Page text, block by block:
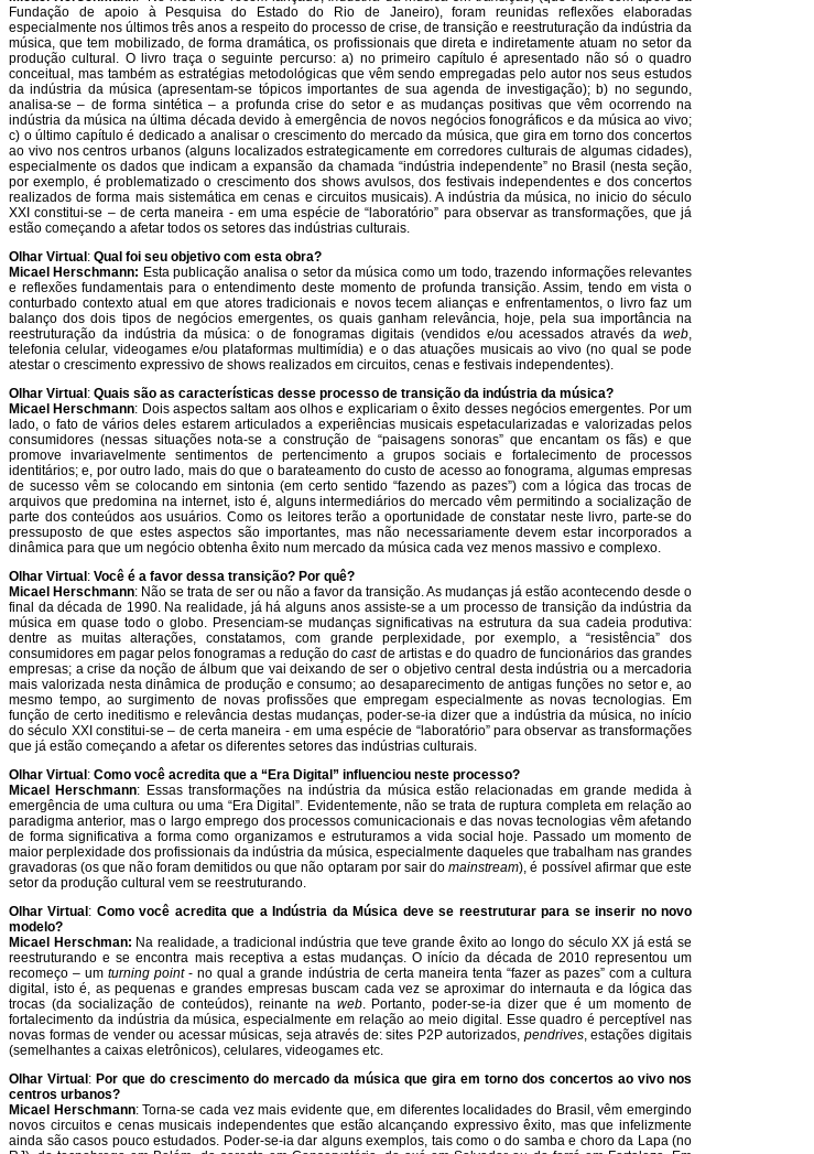
Fundação de apoio à Pesquisa do Estado do Rio de Janeiro), foram reunidas reflexões elaboradas
especialmente nos últimos três anos a respeito do processo de crise, de transição e reestruturação da indústria da
música, que tem mobilizado, de forma dramática, os profissionais que direta e indiretamente atuam no setor da
produção cultural. O livro traça o seguinte percurso: a) no primeiro capítulo é apresentado não só o quadro
conceitual, mas também as estratégias metodológicas que vêm sendo empregadas pelo autor nos seus estudos
da indústria da música (apresentam-se tópicos importantes de sua agenda de investigação); b) no segundo,
analisa-se – de forma sintética – a profunda crise do setor e as mudanças positivas que vêm ocorrendo na
indústria da música na última década devido à emergência de novos negócios fonográficos e da música ao vivo;
c) o último capítulo é dedicado a analisar o crescimento do mercado da música, que gira em torno dos concertos
ao vivo nos centros urbanos (alguns localizados estrategicamente em corredores culturais de algumas cidades),
especialmente os dados que indicam a expansão da chamada “indústria independente” no Brasil (nesta seção,
por exemplo, é problematizado o crescimento dos shows avulsos, dos festivais independentes e dos concertos
realizados de forma mais sistemática em cenas e circuitos musicais). A indústria da música, no inicio do século
XXI constitui-se – de certa maneira - em uma espécie de “laboratório” para observar as transformações, que já
estão começando a afetar todos os setores das indústrias culturais.
Olhar Virtual: Qual foi seu objetivo com esta obra?
Micael Herschmann: Esta publicação analisa o setor da música como um todo, trazendo informações relevantes
e reflexões fundamentais para o entendimento deste momento de profunda transição. Assim, tendo em vista o
conturbado contexto atual em que atores tradicionais e novos tecem alianças e enfrentamentos, o livro faz um
balanço dos dois tipos de negócios emergentes, os quais ganham relevância, hoje, pela sua importância na
reestruturação da indústria da música: o de fonogramas digitais (vendidos e/ou acessados através da web
telefonia celular, videogames e/ou plataformas multimídia) e o das atuações musicais ao vivo (no qual se pode
atestar o crescimento expressivo de shows realizados em circuitos, cenas e festivais independentes).
Olhar Virtual: Quais são as características desse processo de transição da indústria da música?
Micael Herschmann: Dois aspectos saltam aos olhos e explicariam o êxito desses negócios emergentes. Por um
lado, o fato de vários deles estarem articulados a experiências musicais espetacularizadas e valorizadas pelos
consumidores (nessas situações nota-se a construção de “paisagens sonoras” que encantam os fãs) e que
promove invariavelmente sentimentos de pertencimento a grupos sociais e fortalecimento de processos
identitários; e, por outro lado, mais do que o barateamento do custo de acesso ao fonograma, algumas empresas
de sucesso vêm se colocando em sintonia (em certo sentido “fazendo as pazes”) com a lógica das trocas de
arquivos que predomina na internet, isto é, alguns intermediários do mercado vêm permitindo a socialização de
parte dos conteúdos aos usuários. Como os leitores terão a oportunidade de constatar neste livro, parte-se do
pressuposto de que estes aspectos são importantes, mas não necessariamente devem estar incorporados a
dinâmica para que um negócio obtenha êxito num mercado da música cada vez menos massivo e complexo.
Olhar Virtual: Você é a favor dessa transição? Por quê?
Micael Herschmann: Não se trata de ser ou não a favor da transição. As mudanças já estão acontecendo desde o
final da década de 1990. Na realidade, já há alguns anos assiste-se a um processo de transição da indústria da
música em quase todo o globo. Presenciam-se mudanças significativas na estrutura da sua cadeia produtiva:
dentre as muitas alterações, constatamos, com grande perplexidade, por exemplo, a “resistência” dos
consumidores em pagar pelos fonogramas a redução docastde artistas e do quadro de funcionários das grandes
empresas; a crise da noção de álbum que vai deixando de ser o objetivo central desta indústria ou a mercadoria
mais valorizada nesta dinâmica de produção e consumo; ao desaparecimento de antigas funções no setor e, ao
mesmo tempo, ao surgimento de novas profissões que empregam especialmente as novas tecnologias. Em
função de certo ineditismo e relevância destas mudanças, poder-se-ia dizer que a indústria da música, no início
do século XXI constitui-se – de certa maneira - em uma espécie de “laboratório” para observar as transformações
que já estão começando a afetar os diferentes setores das indústrias culturais.
Olhar Virtual: Como você acredita que a “Era Digital” influenciou neste processo?
Micael Herschmann: Essas transformações na indústria da música estão relacionadas em grande medida à
emergência de uma cultura ou uma “Era Digital”. Evidentemente, não se trata de ruptura completa em relação ao
paradigma anterior, mas o largo emprego dos processos comunicacionais e das novas tecnologias vêm afetando
de forma significativa a forma como organizamos e estruturamos a vida social hoje. Passado um momento de
maior perplexidade dos profissionais da indústria da música, especialmente daqueles que trabalham nas grandes
gravadoras (os que não foram demitidos ou que não optaram por sair domainstream), é possível afirmar que este
setor da produção cultural vem se reestruturando.
Olhar Virtual: Como você acredita que a Indústria da Música deve se reestruturar para se inserir no novo
modelo?
Micael Herschman: Na realidade, a tradicional indústria que teve grande êxito ao longo do século XX já está se
reestruturando e se encontra mais receptiva a estas mudanças. O início da década de 2010 representou um
recomeço – umturning point- no qual a grande indústria de certa maneira tenta “fazer as pazes” com a cultura
digital, isto é, as pequenas e grandes empresas buscam cada vez se aproximar do internauta e da lógica das
trocas (da socialização de conteúdos), reinante na web. Portanto, poder-se-ia dizer que é um momento de
fortalecimento da indústria da música, especialmente em relação ao meio digital. Esse quadro é perceptível nas
novas formas de vender ou acessar músicas, seja através de: sites P2P autorizados, pendrives, estações digitais
(semelhantes a caixas eletrônicos), celulares, videogames etc.
Olhar Virtual: Por que do crescimento do mercado da música que gira em torno dos concertos ao vivo nos
centros urbanos?
Micael Herschmann: Torna-se cada vez mais evidente que, em diferentes localidades do Brasil, vêm emergindo
novos circuitos e cenas musicais independentes que estão alcançando expressivo êxito, mas que infelizmente
ainda são casos pouco estudados. Poder-se-ia dar alguns exemplos, tais como o do samba e choro da Lapa (no